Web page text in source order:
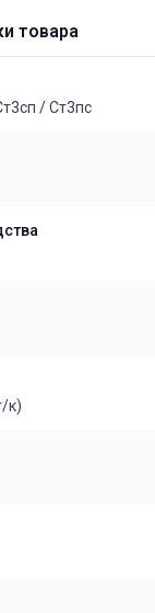
товара
/Ст3пс
к)